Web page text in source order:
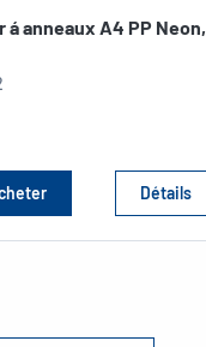
á anneaux A4 PP Neon,
Détails